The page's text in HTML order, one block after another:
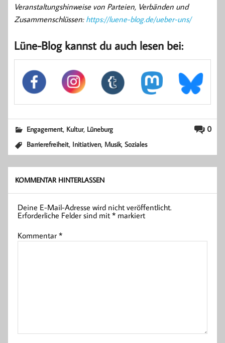
Veranstaltungshinweise von Parteien, Verbänden und
Zusammenschlüssen: https://luene-blog.de/ueber-uns/
Lüne-Blog kannst du auch lesen bei:
0
Engagement, Kultur, Lüneburg
Barrierefreiheit, Initiativen, Musik,Soziales
KOMMENTAR HINTERLASSEN
Deine E-Mail-Adresse wird nicht veröffentlicht.
Erforderliche Felder sind mit* markiert
Kommentar*